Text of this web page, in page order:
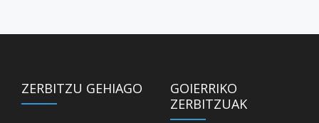
ZERBITZU GEHIAGO
GOIERRIKO
ZERBITZUAK